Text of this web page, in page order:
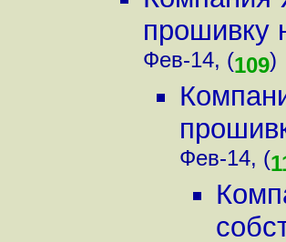
прошивку
Фев-14, (109)
Фев-14, (